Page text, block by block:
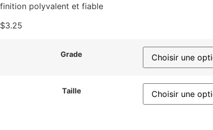
finition polyvalent et fiable
$3.25
Grade
Taille